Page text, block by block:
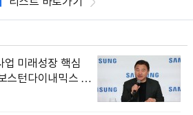
업 미래성장 핵심
스턴다이내믹스 출